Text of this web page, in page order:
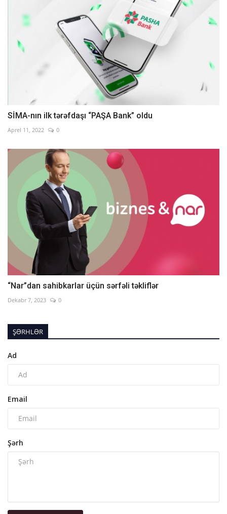
SİMA-nın ilk tərəfdaşı “PAŞA Bank” oldu
Aprel 11, 2022 0
“Nar”dan sahibkarlar üçün sərfəli təkliflər
Dekabr 7, 2023 0
ŞƏRHLƏR
Ad
Email
Şərh